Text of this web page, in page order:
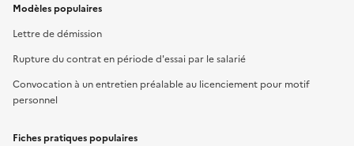
Modèles populaires
Lettre de démission
Rupture du contrat en période d'essai par le salarié
Convocation à un entretien préalable au licenciement pour motif
personnel
Fiches pratiques populaires